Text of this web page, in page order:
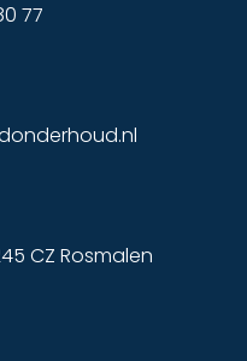
77
CZ Rosmalen